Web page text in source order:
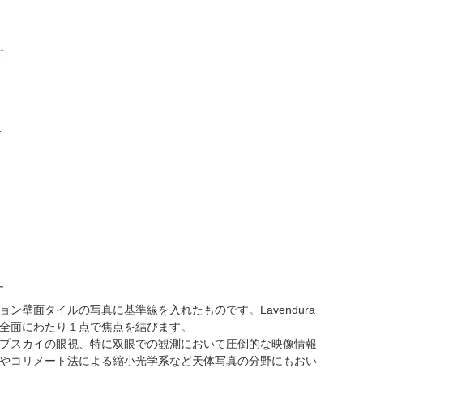
ン壁面タイルの写真に基準線を入れたものです。Lavendura
面にわたり１点で焦点を結びます。
スカイの眼視、特に双眼での観測において圧倒的な映像情報
コリメート法による縮小光学系など天体写真の分野にもおい